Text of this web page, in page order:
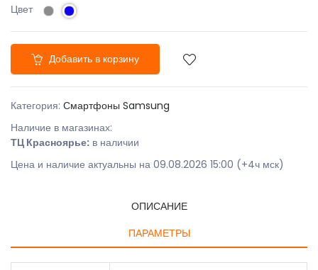
Цвет
Добавить в корзину
Категория: Смартфоны Samsung
Наличие в магазинах:
ТЦ Красноярье: в наличии
Цена и наличие актуальны на 09.08.2026 15:00 (+4ч мск)
ОПИСАНИЕ
ПАРАМЕТРЫ